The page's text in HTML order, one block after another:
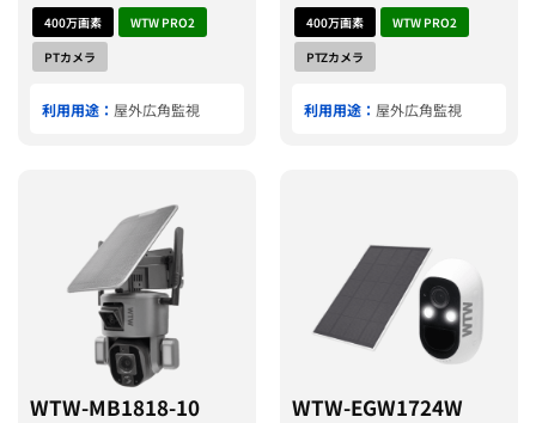
400万画素
WTW PRO2
PTカメラ
利用用途： 屋外広角監視
400万画素
WTW PRO2
PTZカメラ
利用用途： 屋外広角監視
WTW-MB1818-10 WTW-EGW1724W